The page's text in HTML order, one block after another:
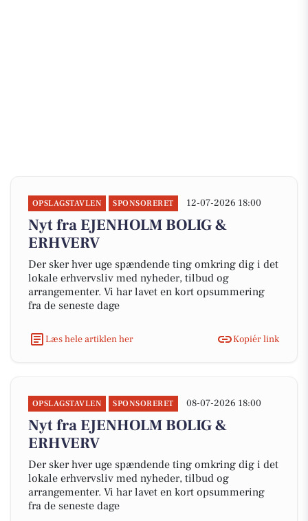
OPSLAGSTAVLEN SPONSORERET 12-07-2026 18:00
Nyt fra EJENHOLM BOLIG &
ERHVERV
Der sker hver uge spændende ting omkring dig i det
lokale erhvervsliv med nyheder, tilbud og
arrangementer. Vi har lavet en kort opsummering
fra de seneste dage
Læs hele artiklen her Kopiér link
OPSLAGSTAVLEN SPONSORERET 08-07-2026 18:00
Nyt fra EJENHOLM BOLIG &
ERHVERV
Der sker hver uge spændende ting omkring dig i det
lokale erhvervsliv med nyheder, tilbud og
arrangementer. Vi har lavet en kort opsummering
fra de seneste dage